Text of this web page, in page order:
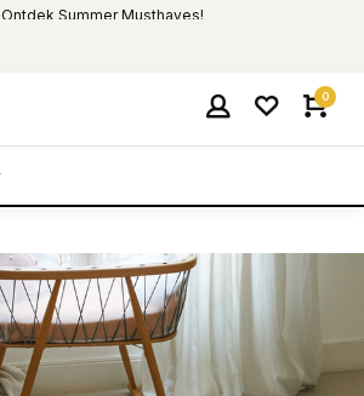
Ontdek Summer Musthaves!
0